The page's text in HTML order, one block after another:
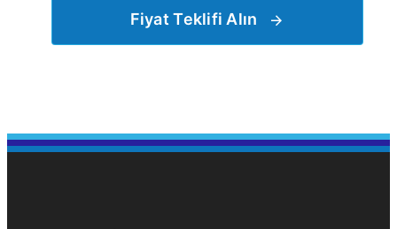
Fiyat Teklifi Alın